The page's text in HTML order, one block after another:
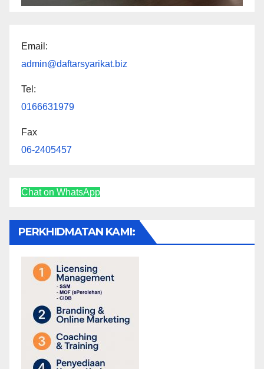
Email:
admin@daftarsyarikat.biz
Tel:
0166631979
Fax
06-2405457
Chat on WhatsApp
PERKHIDMATAN KAMI: